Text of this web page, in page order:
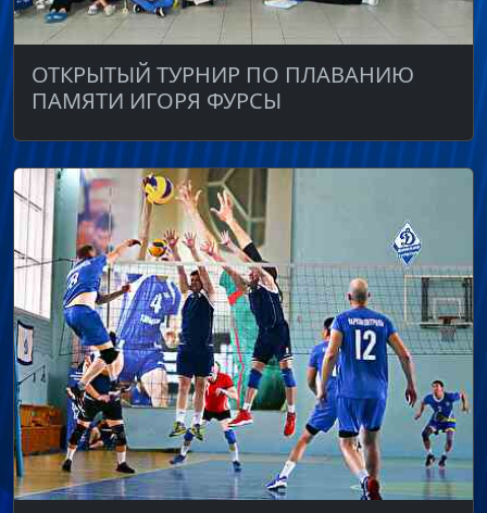
ОТКРЫТЫЙ ТУРНИР ПО ПЛАВАНИЮ
ПАМЯТИ ИГОРЯ ФУРСЫ